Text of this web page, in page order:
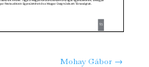
Mohay Gábor →